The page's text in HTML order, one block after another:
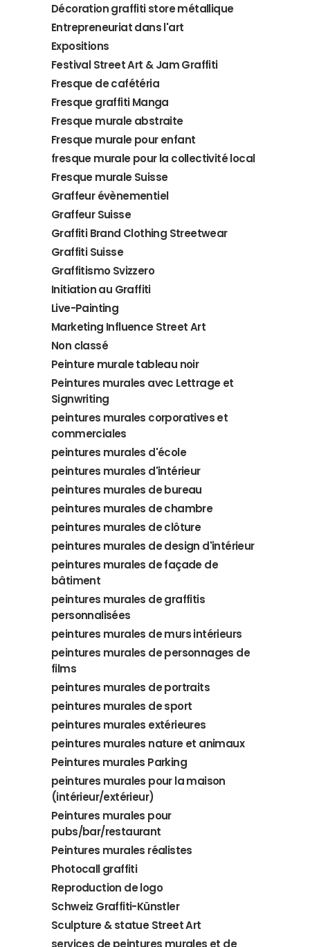
Décoration graffiti store métallique
Entrepreneuriat dans l'art
Expositions
Festival Street Art & Jam Graffiti
Fresque de cafétéria
Fresque graffiti Manga
Fresque murale abstraite
Fresque murale pour enfant
fresque murale pour la collectivité local
Fresque murale Suisse
Graffeur évènementiel
Graffeur Suisse
Graffiti Brand Clothing Streetwear
Graffiti Suisse
Graffitismo Svizzero
Initiation au Graffiti
Live-Painting
Marketing Influence Street Art
Non classé
Peinture murale tableau noir
Peintures murales avec Lettrage et
Signwriting
peintures murales corporatives et
commerciales
peintures murales d'école
peintures murales d'intérieur
peintures murales de bureau
peintures murales de chambre
peintures murales de clôture
peintures murales de design d'intérieur
peintures murales de façade de
bâtiment
peintures murales de graffitis
personnalisées
peintures murales de murs intérieurs
peintures murales de personnages de
films
peintures murales de portraits
peintures murales de sport
peintures murales extérieures
peintures murales nature et animaux
Peintures murales Parking
peintures murales pour la maison
(intérieur/extérieur)
Peintures murales pour
pubs/bar/restaurant
Peintures murales réalistes
Photocall graffiti
Reproduction de logo
Schweiz Graffiti-Künstler
Sculpture & statue Street Art
services de peintures murales et de